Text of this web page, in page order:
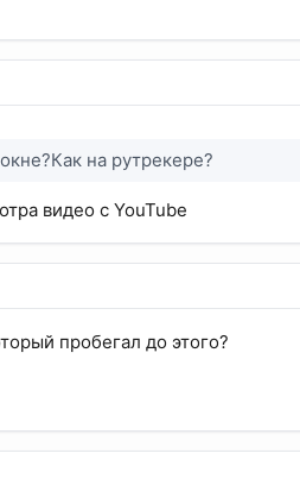
на рутрекере?
видео с YouTube
пробегал до этого?